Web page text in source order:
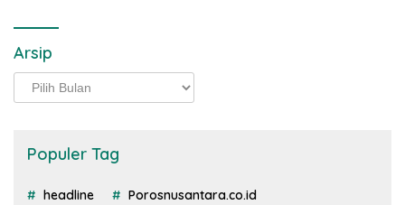
Arsip
Arsip
Populer Tag
headline Porosnusantara.co.id